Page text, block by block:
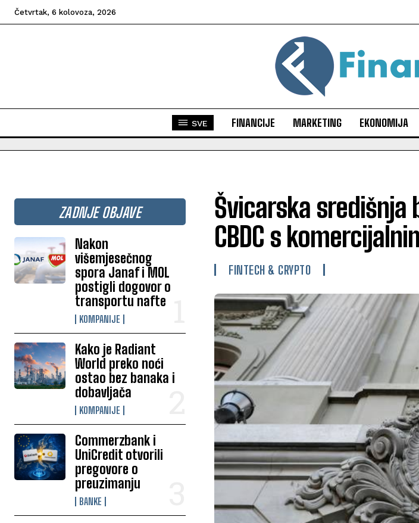
Četvrtak, 6 kolovoza, 2026
SVE FINANCIJE MARKETING EKONOMIJA
ZADNJE OBJAVE
Nakon
višemjesečnog
spora Janaf i MOL
postigli dogovor o
transportu nafte
KOMPANIJE
Kako je Radiant
World preko noći
ostao bez banaka i
dobavljača
KOMPANIJE
Commerzbank i
UniCredit otvorili
pregovore o
preuzimanju
BANKE
Švicarska središnja
CBDC s
FINTECH & CRYPTO